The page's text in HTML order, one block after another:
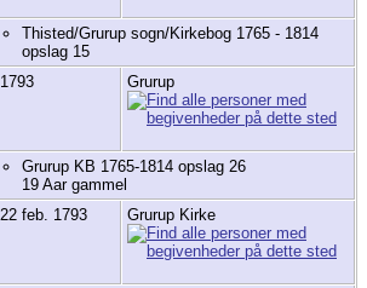
Thisted/Grurup sogn/Kirkebog 1765 - 1814
opslag 15
1793 Grurup
Grurup KB 1765-1814 opslag 26
19 Aar gammel
22 feb. 1793 Grurup Kirke